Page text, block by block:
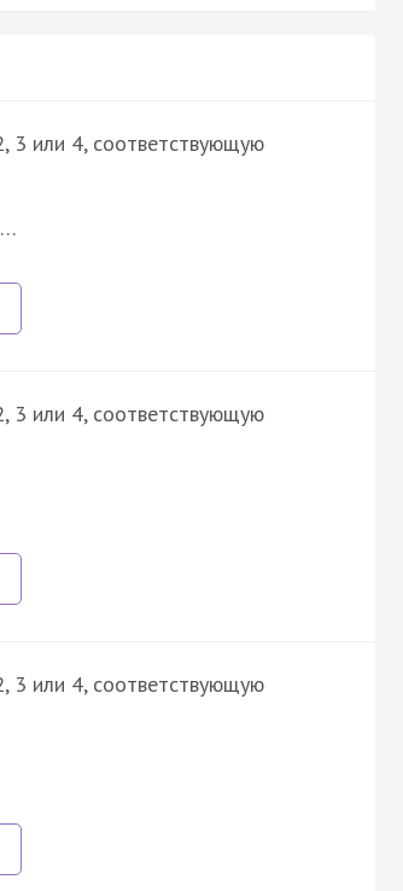
3 или 4, соответствующую
3 или 4, соответствующую
3 или 4, соответствующую